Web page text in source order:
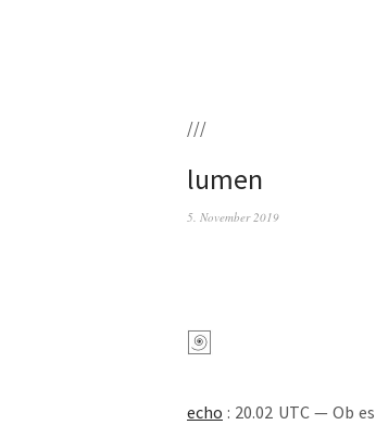
///
lumen
5. November 2019
echo : 20.02 UTC — Ob